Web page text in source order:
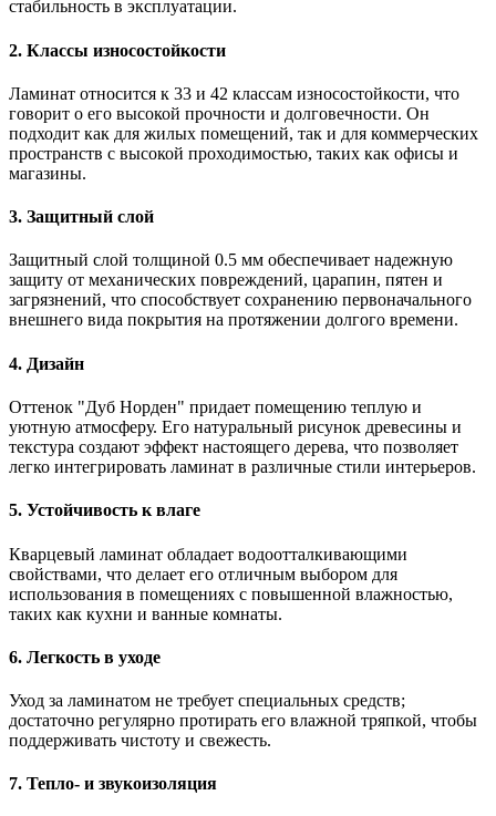
стабильность в эксплуатации.
2. Классы износостойкости
Ламинат относится к 33 и 42 классам износостойкости, что
говорит о его высокой прочности и долговечности. Он
подходит как для жилых помещений, так и для коммерческих
пространств с высокой проходимостью, таких как офисы и
магазины.
3. Защитный слой
Защитный слой толщиной 0.5 мм обеспечивает надежную
защиту от механических повреждений, царапин, пятен и
загрязнений, что способствует сохранению первоначального
внешнего вида покрытия на протяжении долгого времени.
4. Дизайн
Оттенок "Дуб Норден" придает помещению теплую и
уютную атмосферу. Его натуральный рисунок древесины и
текстура создают эффект настоящего дерева, что позволяет
легко интегрировать ламинат в различные стили интерьеров.
5. Устойчивость к влаге
Кварцевый ламинат обладает водоотталкивающими
свойствами, что делает его отличным выбором для
использования в помещениях с повышенной влажностью,
таких как кухни и ванные комнаты.
6. Легкость в уходе
Уход за ламинатом не требует специальных средств;
достаточно регулярно протирать его влажной тряпкой, чтобы
поддерживать чистоту и свежесть.
7. Тепло- и звукоизоляция